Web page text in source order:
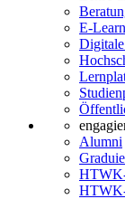
E-
Alumni